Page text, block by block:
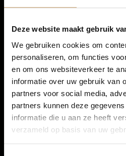
Deze website maakt gebruik
We gebruiken cookies om
personaliseren, om functies
en om ons websiteverkeer te
informatie over uw gebruik van
partners voor social media,
partners kunnen deze
informatie die u aan ze heeft
verzameld op basis van uw
3 van 3
1
BMW
Financiering
Autoverzekeringen
Verkoop
Auto onderhoud